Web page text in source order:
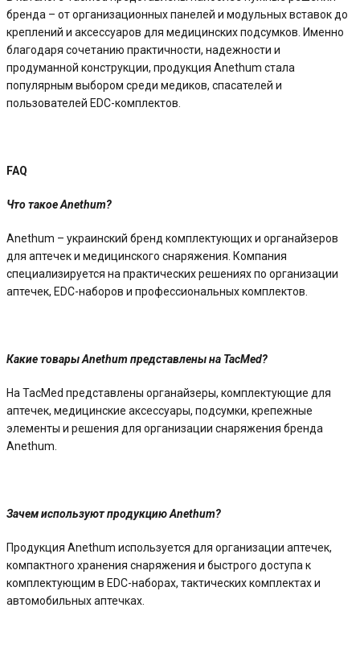
бренда – от организационных панелей и модульных вставок до
креплений и аксессуаров для медицинских подсумков. Именно
благодаря сочетанию практичности, надежности и
продуманной конструкции, продукция Anethum стала
популярным выбором среди медиков, спасателей и
пользователей EDC-комплектов.
FAQ
Что такое Anethum?
Anethum – украинский бренд комплектующих и органайзеров
для аптечек и медицинского снаряжения. Компания
специализируется на практических решениях по организации
аптечек, EDC-наборов и профессиональных комплектов.
Какие товары Anethum представлены на TacMed?
На TacMed представлены органайзеры, комплектующие для
аптечек, медицинские аксессуары, подсумки, крепежные
элементы и решения для организации снаряжения бренда
Anethum.
Зачем используют продукцию Anethum?
Продукция Anethum используется для организации аптечек,
компактного хранения снаряжения и быстрого доступа к
комплектующим в EDC-наборах, тактических комплектах и
автомобильных аптечках.